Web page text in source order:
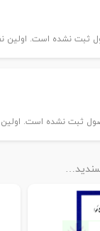
ثبت نشده است. اولین
ثبت نشده است. اولین